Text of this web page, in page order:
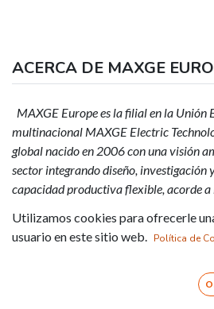
ACERCA DE MAXGE
MAXGE Europe es la filial en la Unión
multinacional MAXGE Electric
global nacido en 2006 con una visión
sector integrando diseño, investigación
capacidad productiva flexible, acorde a
Utilizamos cookies para ofrecerle
usuario en este sitio web. Política de